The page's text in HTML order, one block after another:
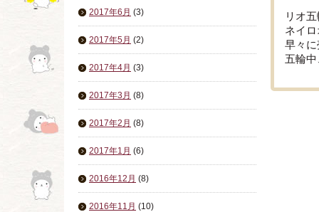
2017年6月 (3)
2017年5月 (2)
2017年4月 (3)
2017年3月 (8)
2017年2月 (8)
2017年1月 (6)
2016年12月 (8)
2016年11月 (10)
リオ
ネイ
早々
五輪